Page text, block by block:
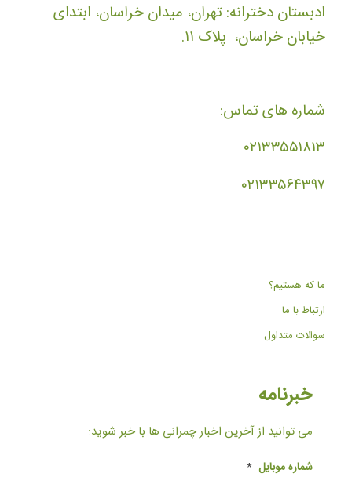
ادبستان دخترانه: تهران، میدان خراسان، ابتدای
خیابان خراسان، پلاک ۱۱.
شماره های تماس:
۰۲۱۳۳۵۵۱۸۱۳
۰۲۱۳۳۵۶۴۳۹۷
ما که هستیم؟
ارتباط با ما
سوالات متداول
خبرنامه
می توانید از آخرین اخبار چمرانی ها با خبر شوید:
شماره موبایل *